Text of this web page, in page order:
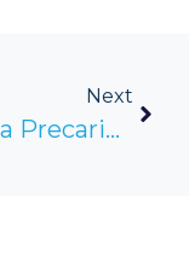
Next
Oltre La Precarietà: Il Lavoro Povero E Le Vere Sfide Del Futuro